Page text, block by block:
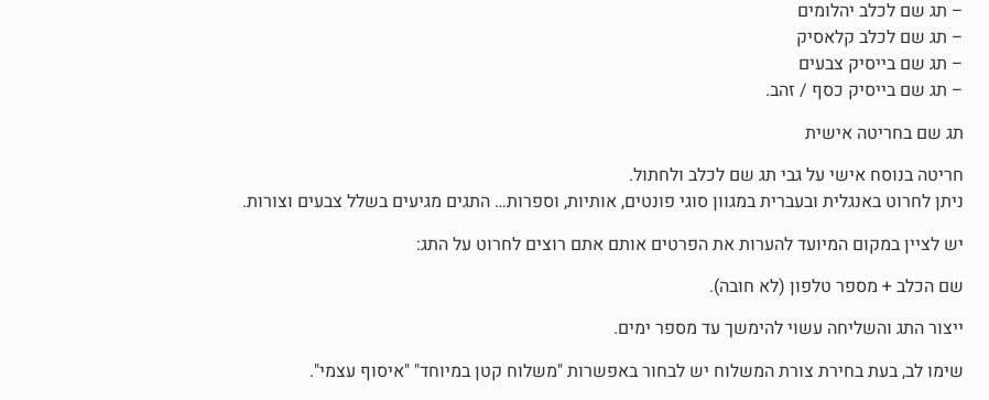
– תג שם לכלב יהלומים
– תג שם לכלב קלאסיק
– תג שם בייסיק צבעים
– תג שם בייסיק כסף / זהב.
תג שם בחריטה אישית
חריטה בנוסח אישי על גבי תג שם לכלב ולחתול.
ניתן לחרוט באנגלית ובעברית במגוון סוגי פונטים, אותיות, וספרות… התגים מגיעים בשלל צבעים וצורות.
יש לציין במקום המיועד להערות את הפרטים אותם אתם רוצים לחרוט על התג:
שם הכלב + מספר טלפון (לא חובה).
ייצור התג והשליחה עשוי להימשך עד מספר ימים.
שימו לב, בעת בחירת צורת המשלוח יש לבחור באפשרות "משלוח קטן במיוחד" "איסוף עצמי".